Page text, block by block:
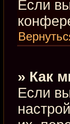
Если
» Как
Если